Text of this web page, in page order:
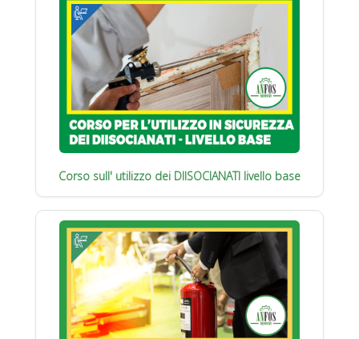
Corso sull' utilizzo dei DIISOCIANATI livello base